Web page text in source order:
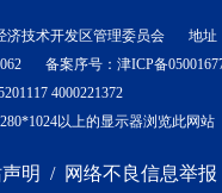
济技术开发区管理委员会 地址
备案序号： 津ICP备
4000221372
以上的显示器浏览此网站
明 / 网络不良信息举报